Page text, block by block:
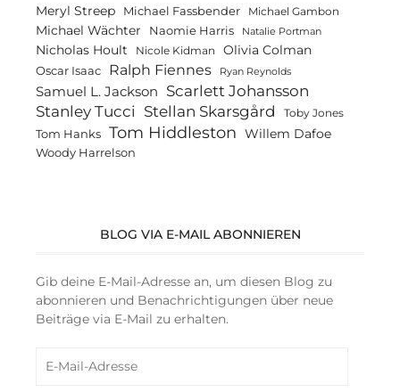
Meryl Streep Michael Fassbender Michael Gambon
Michael Wächter Naomie Harris Natalie Portman
Nicholas Hoult Nicole Kidman Olivia Colman
Oscar Isaac Ralph Fiennes Ryan Reynolds
Samuel L. Jackson Scarlett Johansson
Stanley Tucci Stellan Skarsgård Toby Jones
Tom Hanks Tom Hiddleston Willem Dafoe
Woody Harrelson
BLOG VIA E-MAIL ABONNIEREN
Gib deine E-Mail-Adresse an, um diesen Blog zu
abonnieren und Benachrichtigungen über neue
Beiträge via E-Mail zu erhalten.
Mail-